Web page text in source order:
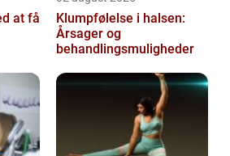
at få
Klumpfølelse i halsen:
Årsager og
behandlingsmuligheder